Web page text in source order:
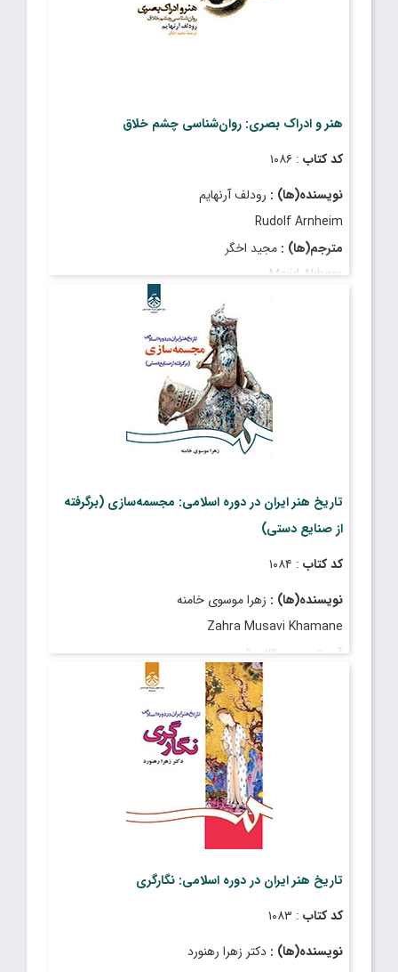
هنر و ادراک بصری: روان‌شناسی چشم خلاق
کد کتاب : ۱۰۸۶
نویسنده(ها) : رودلف آرنهایم
Rudolf Arnheim
مترجم(ها) : مجید اخگر
Majid Akhgar
تاریخ هنر ایران در دوره اسلامی: مجسمه‌سازی (برگرفته
از صنایع دستی)
کد کتاب : ۱۰۸۴
نویسنده(ها) : زهرا موسوی خامنه
Zahra Musavi Khamane
قیمت: ۲۴۰٬۰۰۰ ریال
: بهمن ۱۳۹۸
تاریخ هنر ایران در دوره اسلامی: نگارگری
کد کتاب : ۱۰۸۳
نویسنده(ها) : دکتر زهرا رهنورد